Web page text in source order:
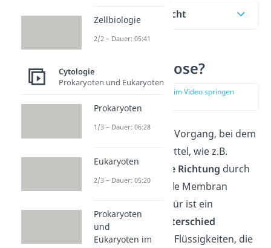
Inhaltsübersicht
Was ist Osmose?
zur Stelle im Video springen
Die Osmose ist ein Vorgang, bei dem
sich ein Lösungsmittel, wie z.B.
Wasser, nur in eine Richtung durch
eine semipermeable Membran
bewegt. Grund dafür ist ein
Konzentrationsunterschied
zwischen den zwei Flüssigkeiten, die
Zellbiologie
2/2 – Dauer: 05:41
Cytologie
Prokaryoten und Eukaryoten
Prokaryoten
1/3 – Dauer: 06:28
Eukaryoten
2/3 – Dauer: 05:20
Prokaryoten
und
Eukaryoten im